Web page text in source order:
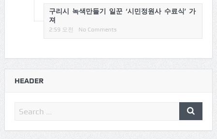
구리시 녹색만들기 일꾼 ‘시민정원사 수료식’ 가
져
2:59 오전 No Comments
HEADER